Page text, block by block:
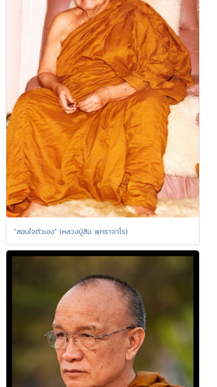
"สอนใจตัวเอง" (หลวงปู่สิม พุทธาจาโร)